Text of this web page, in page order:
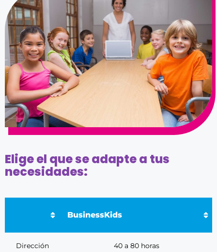
Elige el que se adapte a tus
necesidades:
BusinessKids
Dirección 40 a 80 horas